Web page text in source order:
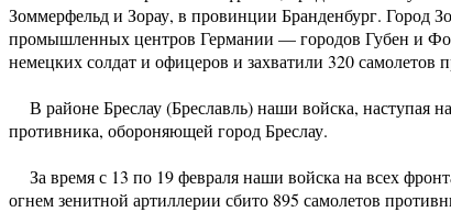
Зоммерфельд и Зорау, в провинции Бранденбург. Город
промышленных центров Германии — городов Губен и
немецких солдат и офицеров и захватили 320 самолетов
В районе Бреслау (Бреславль) наши войска, наступая
противника, обороняющей город Бреслау.
За время с 13 по 19 февраля наши войска на всех
огнем зенитной артиллерии сбито 895 самолетов